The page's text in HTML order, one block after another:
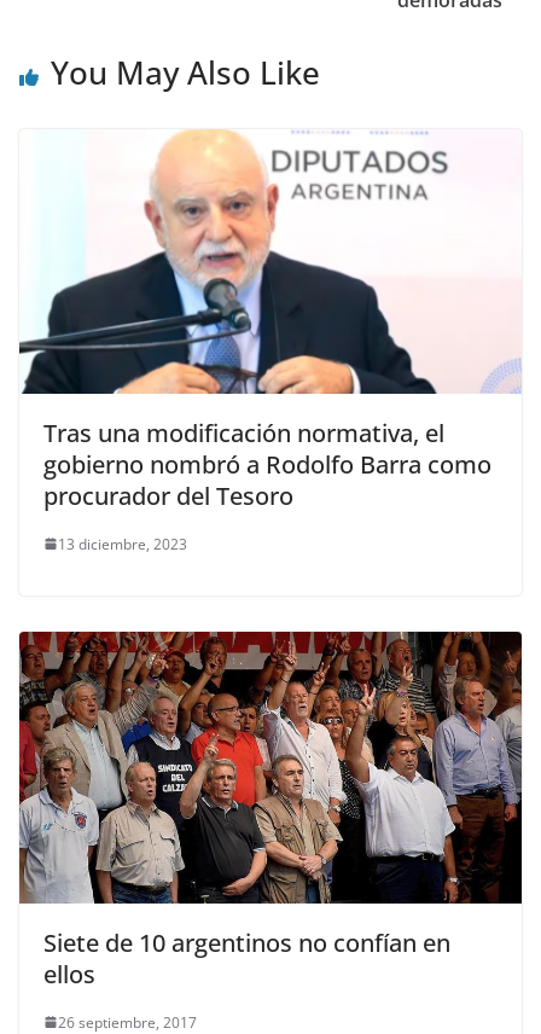
You May Also Like
Tras una modificación normativa, el
gobierno nombró a Rodolfo Barra como
procurador del Tesoro
13 diciembre, 2023
Siete de 10 argentinos no confían en
ellos
26 septiembre, 2017